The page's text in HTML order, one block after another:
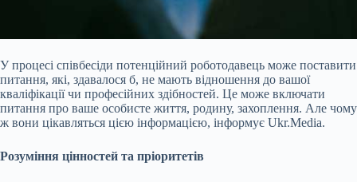
У процесі співбесіди потенційний роботодавець може поставити
питання, які, здавалося б, не мають відношення до вашої
кваліфікації чи професійних здібностей. Це може включати
питання про ваше особисте життя, родину, захоплення. Але чому
ж вони цікавляться цією інформацією, інформує Ukr.Media.
Розуміння цінностей та пріоритетів